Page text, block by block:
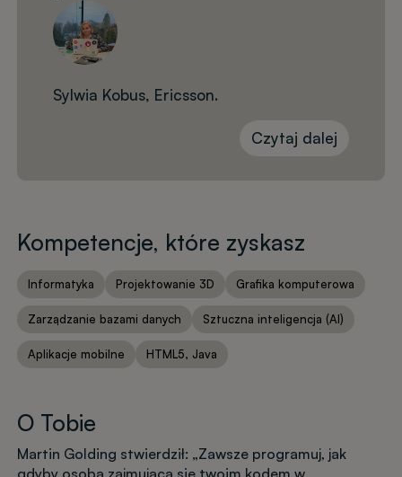
Sylwia Kobus, Ericsson.
Czytaj dalej
Kompetencje, które zyskasz
Informatyka Projektowanie 3D Grafika komputerowa
Zarządzanie bazami danych Sztuczna inteligencja (AI)
Aplikacje mobilne HTML5, Java
O Tobie
Martin Golding stwierdził: „Zawsze programuj, jak
gdyby osoba zajmująca się twoim kodem w